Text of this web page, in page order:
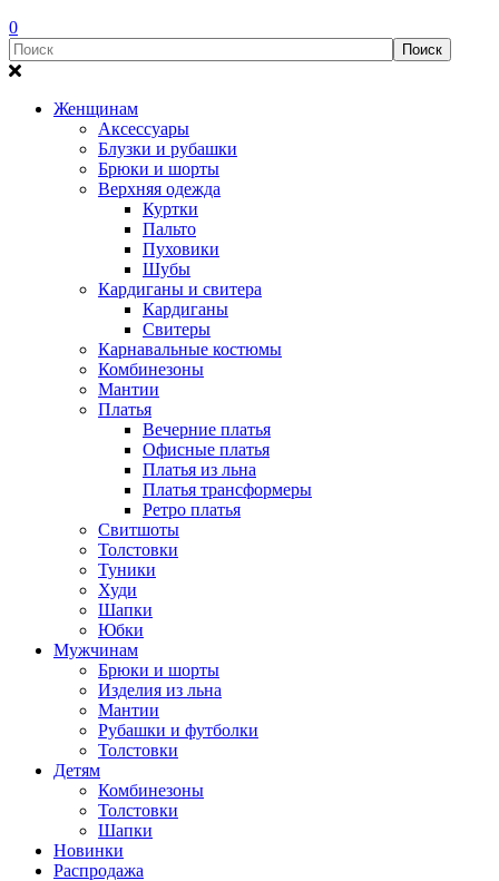
0
Женщинам
Аксессуары
Блузки и рубашки
Брюки и шорты
Верхняя одежда
Куртки
Пальто
Пуховики
Шубы
Кардиганы и свитера
Кардиганы
Свитеры
Карнавальные костюмы
Комбинезоны
Мантии
Платья
Вечерние платья
Офисные платья
Платья из льна
Платья трансформеры
Ретро платья
Свитшоты
Толстовки
Туники
Худи
Шапки
Юбки
Мужчинам
Брюки и шорты
Изделия из льна
Мантии
Рубашки и футболки
Толстовки
Детям
Комбинезоны
Толстовки
Шапки
Новинки
Распродажа